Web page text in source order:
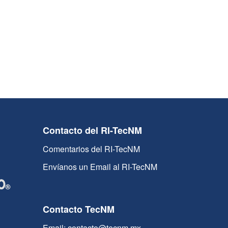
Contacto del RI-TecNM
Comentarios del RI-TecNM
Envíanos un Email al RI-TecNM
Contacto TecNM